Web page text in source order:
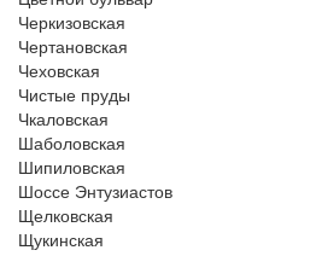
Черкизовская
Чертановская
Чеховская
Чистые пруды
Чкаловская
Шаболовская
Шипиловская
Шоссе Энтузиастов
Щелковская
Щукинская